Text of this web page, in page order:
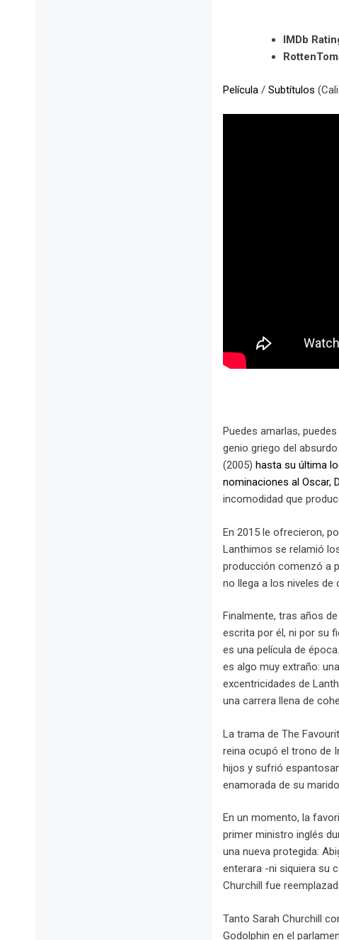
IMDb
Película / Subtítulos
Puedes amarlas,
genio griego del
(2005) hasta su última
nominaciones al Oscar,
incomodidad que
En 2015 le ofrecieron,
Lanthimos se relamió
producción comenzó a
no llega a los niveles
Finalmente, tras años
escrita por él, ni por su
es una película de
es algo muy extraño:
excentricidades de
una carrera llena de
La trama de The
reina ocupó el trono de
hijos y sufrió
enamorada de su
En un momento, la
primer ministro inglés
una nueva protegida:
enterara -ni siquiera su
Churchill fue
Tanto Sarah Churchill
Godolphin en el